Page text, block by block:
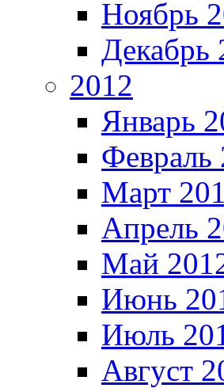
Ноябрь
Декабрь
2012
Январь
Февраль
Март
Апрель
Май
Июнь
Июль
Август